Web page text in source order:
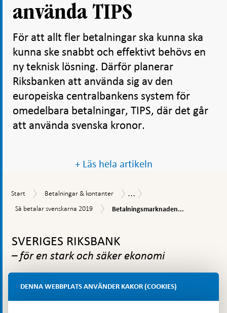
använda TIPS
För att allt fler betalningar ska kunna ska
kunna ske snabbt och effektivt behövs en
ny teknisk lösning. Därför planerar
Riksbanken att använda sig av den
europeiska centralbankens system för
omedelbara betalningar, TIPS, där det går
att använda svenska kronor.
+ Läs hela artikeln
Start
Start
Betalningar
kontanter
Betalningar & kontanter Betalningsrapport
...
Så
2019
Så betalar svenskarna 2019
Betalningsmarknaden
digitaliseras
Betalningsmarknaden...
toppnavigation
SVERIGES RIKSBANK
– för en stark och säker ekonomi
DENNA WEBBPLATS ANVÄNDER KAKOR (COOKIES)